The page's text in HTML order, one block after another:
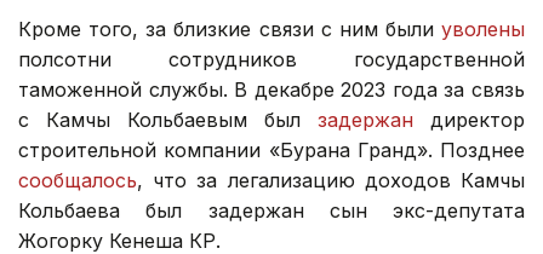
Кроме того, за близкие связи с ним были уволены
полсотни сотрудников государственной
таможенной службы. В декабре 2023 года за связь
с Камчы Кольбаевым был задержан директор
строительной компании «Бурана Гранд». Позднее
сообщалось, что за легализацию доходов Камчы
Кольбаева был задержан сын экс-депутата
Жогорку Кенеша КР.